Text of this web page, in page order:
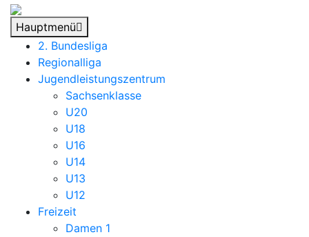
Hauptmenü
2. Bundesliga
Regionalliga
Jugendleistungszentrum
Sachsenklasse
U20
U18
U16
U14
U13
U12
Freizeit
Damen 1